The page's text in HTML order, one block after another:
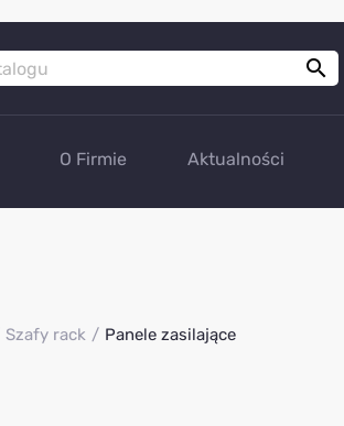

O Firmie Aktualności
Szafy rack Panele zasilające